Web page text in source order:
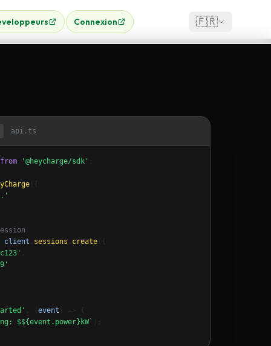
Connexion 🇫🇷
api.ts
from '@heycharge/sdk'
client sessions create
event
$${event.power}kW`